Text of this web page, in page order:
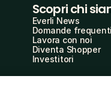
Scopri chi
Everli News
Domande frequenti
Lavora con noi
Diventa Shopper
Investitori